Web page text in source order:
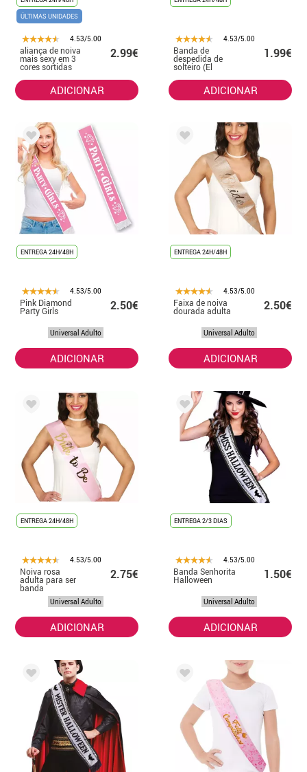
ÚLTIMAS UNIDADES
4.53/5.00
aliança de noiva
mais sexy em 3
cores sortidas
2.99€
ADICIONAR
4.53/5.00
Banda de
despedida de
solteiro (El
Follador del Frac)
1.99€
ADICIONAR
ENTREGA 24H/48H
4.53/5.00
Pink Diamond
Party Girls 2.50€
Universal Adulto
ADICIONAR
ENTREGA 24H/48H
4.53/5.00
Faixa de noiva
dourada adulta 2.50€
Universal Adulto
ADICIONAR
ENTREGA 24H/48H
4.53/5.00
Noiva rosa
adulta para ser
banda
2.75€
Universal Adulto
ADICIONAR
ENTREGA 2/3 DIAS
4.53/5.00
Banda Senhorita
Halloween 1.50€
Universal Adulto
ADICIONAR